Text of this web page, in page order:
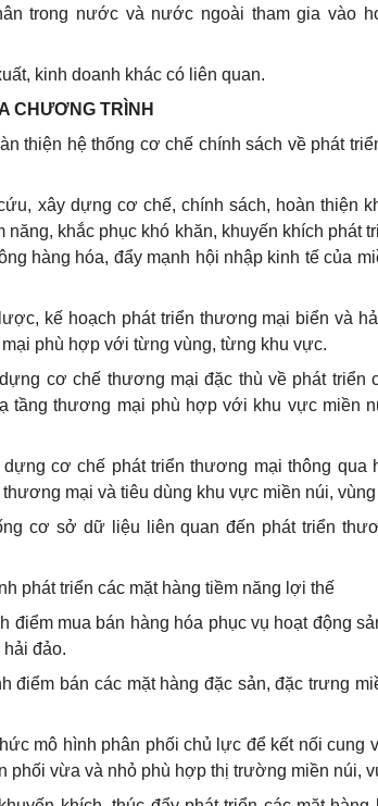
trong nước và nước ngoài tham gia vào
kinh doanh khác có liên quan.
CHƯƠNG TRÌNH
thiện hệ thống cơ chế chính sách về phát
xây dựng cơ chế, chính sách, hoàn thiện
năng, khắc phục khó khăn, khuyến khích phát
hàng hóa, đẩy mạnh hội nhập kinh tế của
kế hoạch phát triển thương mại biển và
phù hợp với từng vùng, từng khu vực.
cơ chế thương mại đặc thù về phát triển
tầng thương mại phù hợp với khu vực miền
cơ chế phát triển thương mại thông qua
mại và tiêu dùng khu vực miền núi,
cơ sở dữ liệu liên quan đến phát triển
phát triển các mặt hàng tiềm năng lợi thế
điểm mua bán hàng hóa phục vụ hoạt động
hải đảo.
điểm bán các mặt hàng đặc sản, đặc trưng
mô hình phân phối chủ lực để kết nối cung
phối vừa và nhỏ phù hợp thị trường miền núi,